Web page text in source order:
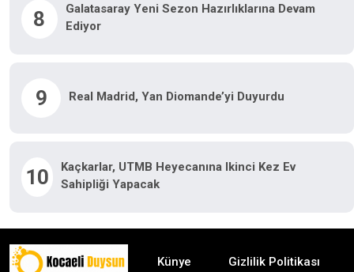
8
Galatasaray Yeni Sezon Hazırlıklarına Devam
Ediyor
9 Real Madrid, Yan Diomande’yi Duyurdu
10
Kaçkarlar, UTMB Heyecanına Ikinci Kez Ev
Sahipliği Yapacak
Künye Gizlilik Politikası